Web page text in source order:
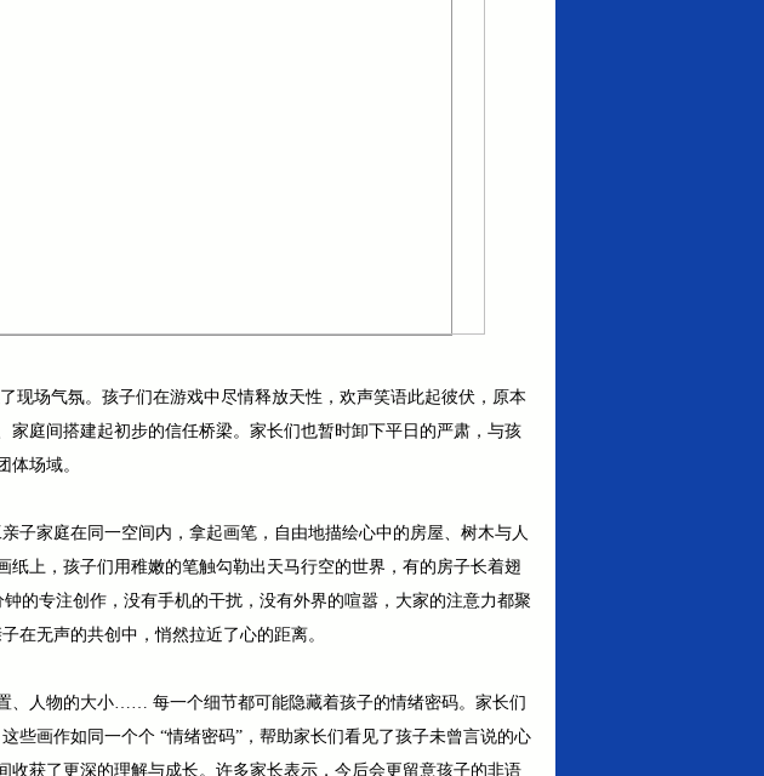
现场气氛。孩子们在游戏中尽情释放天性，欢声笑语此起彼伏，原本
庭间搭建起初步的信任桥梁。家长们也暂时卸下平日的严肃，与孩
场域。
家庭在同一空间内，拿起画笔，自由地描绘心中的房屋、树木与人
上，孩子们用稚嫩的笔触勾勒出天马行空的世界，有的房子长着翅
的专注创作，没有手机的干扰，没有外界的喧嚣，大家的注意力都聚
在无声的共创中，悄然拉近了心的距离。
、人物的大小…… 每一个细节都可能隐藏着孩子的情绪密码。家长们
些画作如同一个个 “情绪密码”，帮助家长们看见了孩子未曾言说的心
获了更深的理解与成长。许多家长表示，今后会更留意孩子的非语